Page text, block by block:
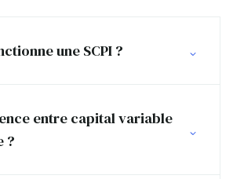
une SCPI ?
entre capital variable
?